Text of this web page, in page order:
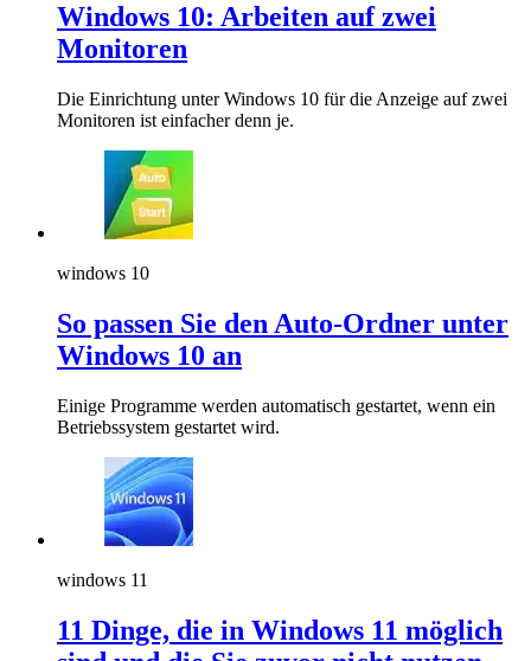
Windows 10: Arbeiten auf zwei
Monitoren
Die Einrichtung unter Windows 10 für die Anzeige auf zwei
Monitoren ist einfacher denn je.
windows 10
So passen Sie den Auto-Ordner unter
Windows 10 an
Einige Programme werden automatisch gestartet, wenn ein
Betriebssystem gestartet wird.
windows 11
11 Dinge, die in Windows 11 möglich